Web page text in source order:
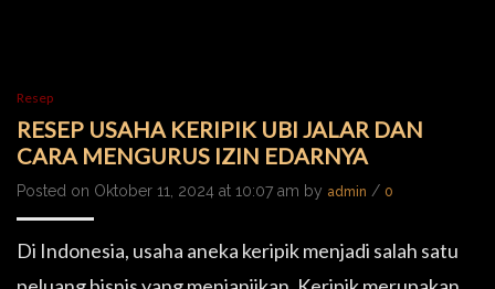
Resep
RESEP USAHA KERIPIK UBI JALAR DAN
CARA MENGURUS IZIN EDARNYA
Posted on Oktober 11, 2024 at 10:07 am by admin / 0
Di Indonesia, usaha aneka keripik menjadi salah satu